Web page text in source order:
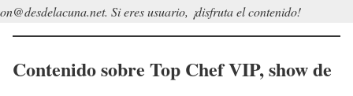
Si eres usuario, ¡disfruta el contenido!
Contenido sobre Top Chef VIP, show de